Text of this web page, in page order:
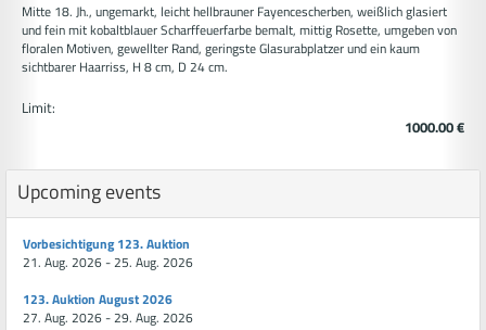
Mitte 18. Jh., ungemarkt, leicht hellbrauner Fayencescherben, weißlich glasiert
und fein mit kobaltblauer Scharffeuerfarbe bemalt, mittig Rosette, umgeben von
floralen Motiven, gewellter Rand, geringste Glasurabplatzer und ein kaum
sichtbarer Haarriss, H 8 cm, D 24 cm.
Limit:
1000.00 €
Upcoming events
Vorbesichtigung 123. Auktion
21. Aug. 2026 - 25. Aug. 2026
123. Auktion August 2026
27. Aug. 2026 - 29. Aug. 2026